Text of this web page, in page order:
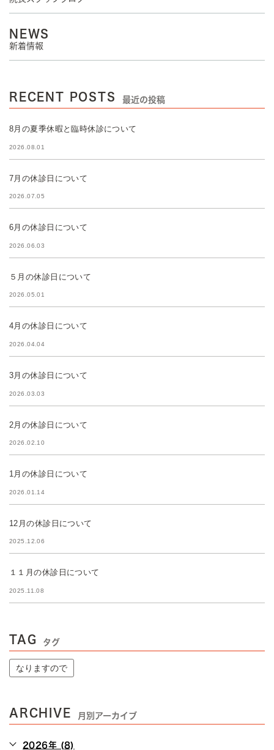
NEWS
新着情報
RECENT POSTS 最近の投稿
8月の夏季休暇と臨時休診について
2026.08.01
7月の休診日について
2026.07.05
6月の休診日について
2026.06.03
５月の休診日について
2026.05.01
4月の休診日について
2026.04.04
3月の休診日について
2026.03.03
2月の休診日について
2026.02.10
1月の休診日について
2026.01.14
12月の休診日について
2025.12.06
１１月の休診日について
2025.11.08
TAG タグ
なりますので
ARCHIVE 月別アーカイブ
2026年 (8)